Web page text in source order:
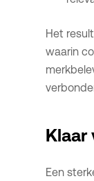
Het
waarin
Klaar
Een